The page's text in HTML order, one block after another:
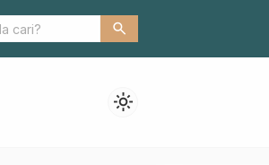
Protokol Kesehatan, Pemkab Gandeng
search
light_mode